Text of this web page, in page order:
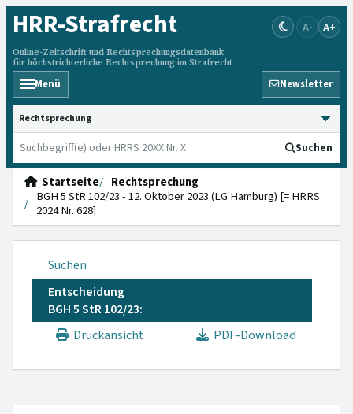
HRR-Strafrecht
Online-Zeitschrift und Rechtsprechungsdatenbank
für höchstrichterliche Rechtsprechung im Strafrecht
A- A+
Menü Newsletter
HRRS durchsuchen
Suchen
Startseite
Rechtsprechung
BGH 5 StR 102/23 - 12. Oktober 2023 (LG Hamburg) [= HRRS
2024 Nr. 628]
Suchen
Entscheidung
BGH 5 StR 102/23:
Druckansicht
PDF-Download